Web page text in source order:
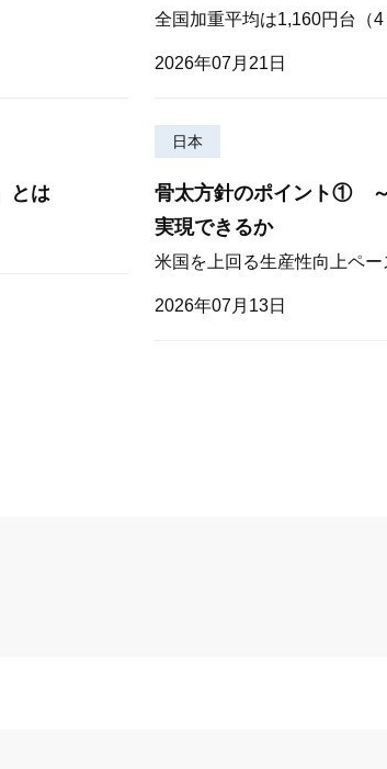
とは
全国加重平均は1,160円台（
2026年07月21日
日本
骨太方針のポイント① ～
実現できるか
米国を上回る生産性向上ペ
2026年07月13日